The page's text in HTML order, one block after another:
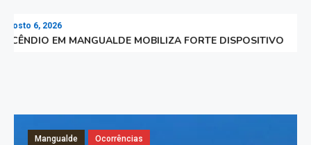
6, 2026
EM MANGUALDE MOBILIZA FORTE DISPOSITIVO
Mangualde Ocorrências